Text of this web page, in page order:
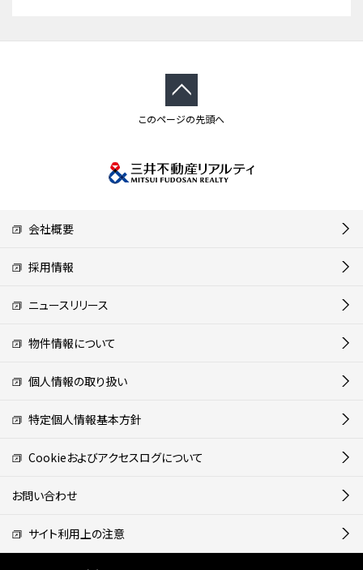
このページの先頭へ
会社概要
採用情報
ニュースリリース
物件情報について
個人情報の取り扱い
特定個人情報基本方針
Cookieおよびアクセスログについて
お問い合わせ
サイト利用上の注意